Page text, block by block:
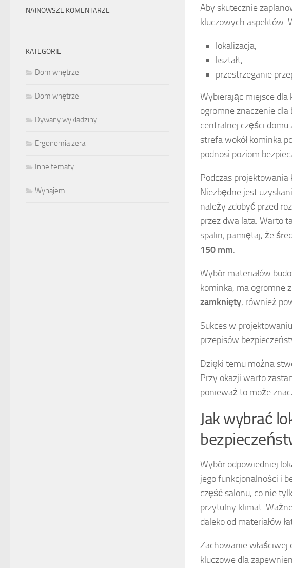
Aby skutecznie
kluczowych aspektów.
lokalizacja,
kształt,
przestrzeganie
Wybierając miejsce
ogromne znaczenie
centralnej części domu
strefa wokół kominka
podnosi poziom
Podczas
Niezbędne jest
należy zdobyć przed
przez dwa lata. Warto
spalin; pamiętaj, że
150 mm.
Wybór materiałów
kominka, ma ogromne
zamknięty, również
Sukces w
przepisów
Dzięki temu można
Przy okazji warto
ponieważ to może
Jak wybrać
Wybór odpowiedniej
jego funkcjonalności i
część salonu, co nie
przytulny klimat.
daleko od materiałów
Zachowanie właściwej
kluczowe dla
NAJNOWSZE KOMENTARZE
KATEGORIE
Dom wnętrze
Dom wnętrze
Dywany wykładziny
Ergonomia zera
Inne tematy
Wynajem